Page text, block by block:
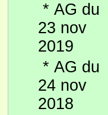
* AG du
23 nov
2019
* AG du
24 nov
2018